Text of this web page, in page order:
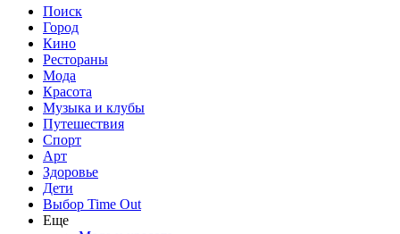
Поиск
Город
Кино
Рестораны
Мода
Красота
Музыка и клубы
Путешествия
Спорт
Арт
Здоровье
Дети
Выбор Time Out
Еще